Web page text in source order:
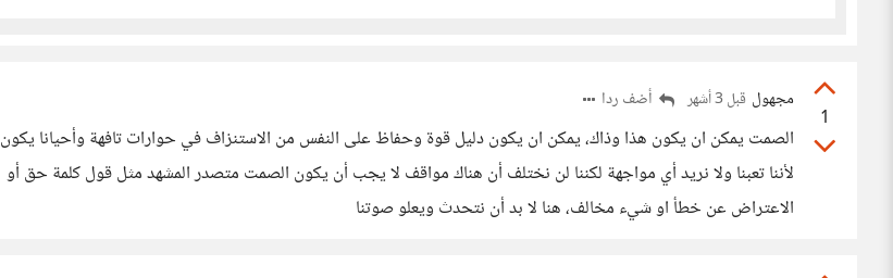
1
مجهول قبل 3 أشهر أضف ردا
الصمت يمكن ان يكون هذا وذاك، يمكن ان يكون دليل قوة وحفاظ على النفس من الاستنزاف في حوارات تافهة وأحيانا يكون
لأننا تعبنا ولا نريد أي مواجهة لكننا لن نختلف أن هناك مواقف لا يجب أن يكون الصمت متصدر المشهد مثل قول كلمة حق أو
الاعتراض عن خطأ او شيء مخالف، هنا لا بد أن نتحدث ويعلو صوتنا